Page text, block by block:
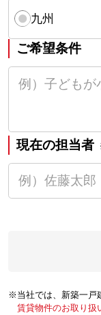
九州
ご希望条件
現在の担当者
※当社では、新築一戸
賃貸物件のお取り扱